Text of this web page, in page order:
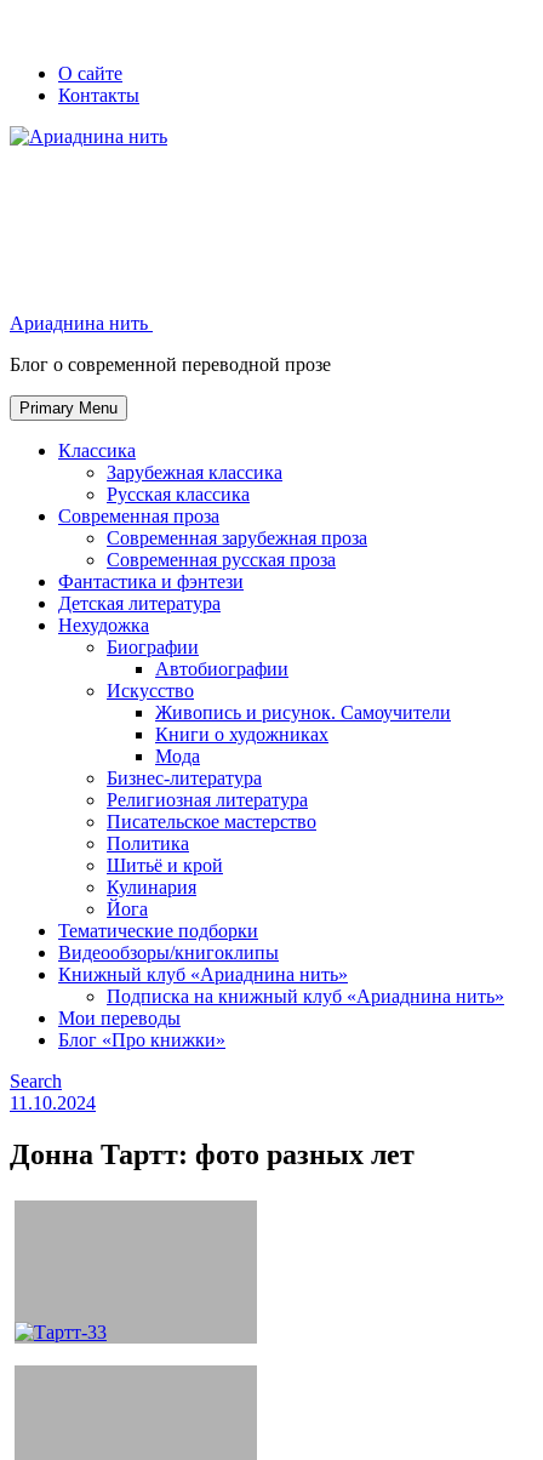
Skip
Secondary
left
navigation
Secondary
right
navigation
О сайте
Контакты
Ариаднина нить
Блог о современной переводной прозе
Primary Menu
Классика
Зарубежная классика
Русская классика
Современная проза
Современная зарубежная проза
Современная русская проза
Фантастика и фэнтези
Детская литература
Нехудожка
Биографии
Автобиографии
Искусство
Живопись и рисунок. Самоучители
Книги о художниках
Мода
Бизнес-литература
Религиозная литература
Писательское мастерство
Политика
Шитьё и крой
Кулинария
Йога
Тематические подборки
Видеообзоры/книгоклипы
Книжный клуб «Ариаднина нить»
Подписка на книжный клуб «Ариаднина нить»
Мои переводы
Блог «Про книжки»
Search
11.10.2024
Донна Тартт: фото разных лет